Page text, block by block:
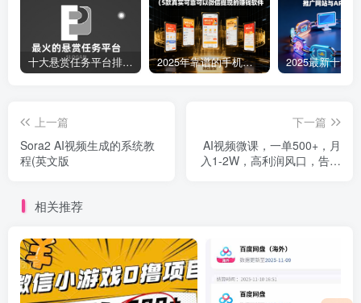
十大悬赏任务平台排行榜（全网最好的悬赏任务平台） 2025年靠谱的手机赚钱app（5款真实可靠可以微信提现的赚钱软件）
上一篇
Sora2 AI视频生成的系统教
程(英文版
下一篇
AI视频微课，一单500+，月
入1-2W，高利润风口，告别
相关推荐